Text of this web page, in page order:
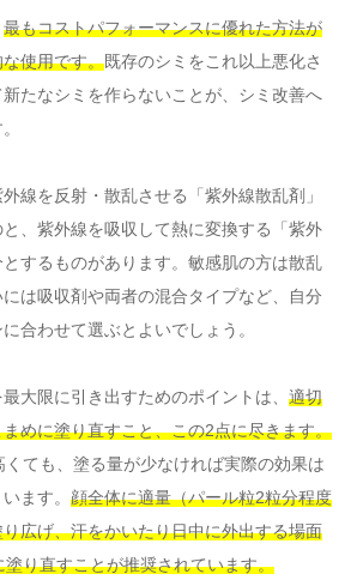
最もコストパフォーマンスに優れた方法が
使用です。既存のシミをこれ以上悪化さ
たなシミを作らないことが、シミ改善へ
線を反射・散乱させる「紫外線散乱剤」
、紫外線を吸収して熱に変換する「紫外
するものがあります。敏感肌の方は散乱
は吸収剤や両者の混合タイプなど、自分
合わせて選ぶとよいでしょう。
大限に引き出すためのポイントは、 適切
めに塗り直すこと、この2点に尽きます。
くても、塗る量が少なければ実際の効果は
ます。 顔全体に適量（パール粒2粒分程度
広げ、汗をかいたり日中に外出する場面
り直すことが推奨されています。